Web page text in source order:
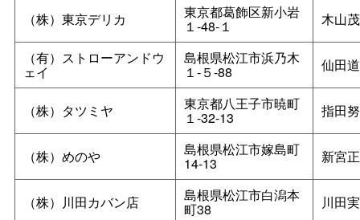
（株）東京デリカ 東京都葛飾区新小岩
１‐48‐１ 木山
（有）ストローアンドウ
ェイ
島根県松江市浜乃木
１‐５‐88 仙田
（株）タツミヤ 東京都八王子市暁町
１‐32‐13 指田努
（株）めのや 島根県松江市嫁島町
14‐13 新宮
（株）川田カバン店 島根県松江市白潟本
町38 川田実